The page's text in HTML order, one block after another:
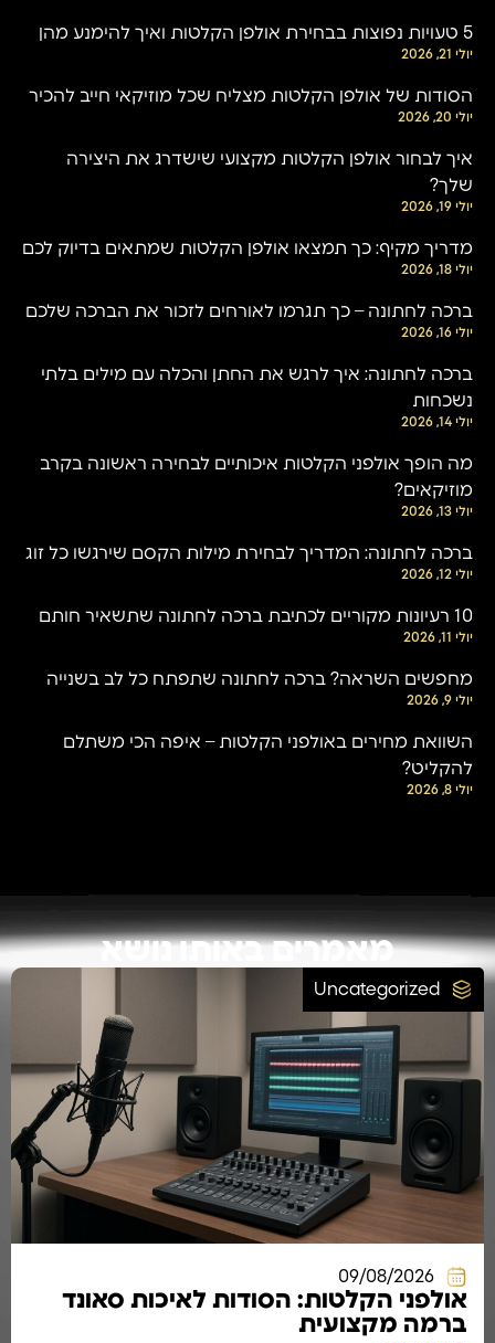
5 טעויות נפוצות בבחירת אולפן הקלטות ואיך להימנע מהן
יולי 21, 2026
הסודות של אולפן הקלטות מצליח שכל מוזיקאי חייב להכיר
יולי 20, 2026
איך לבחור אולפן הקלטות מקצועי שישדרג את היצירה
שלך?
יולי 19, 2026
מדריך מקיף: כך תמצאו אולפן הקלטות שמתאים בדיוק לכם
יולי 18, 2026
ברכה לחתונה – כך תגרמו לאורחים לזכור את הברכה שלכם
יולי 16, 2026
ברכה לחתונה: איך לרגש את החתן והכלה עם מילים בלתי
נשכחות
יולי 14, 2026
מה הופך אולפני הקלטות איכותיים לבחירה ראשונה בקרב
מוזיקאים?
יולי 13, 2026
ברכה לחתונה: המדריך לבחירת מילות הקסם שירגשו כל זוג
יולי 12, 2026
10 רעיונות מקוריים לכתיבת ברכה לחתונה שתשאיר חותם
יולי 11, 2026
מחפשים השראה? ברכה לחתונה שתפתח כל לב בשנייה
יולי 9, 2026
השוואת מחירים באולפני הקלטות – איפה הכי משתלם
להקליט?
יולי 8, 2026
מאמרים באותו נושא
Uncategorized
09/08/2026
אולפני הקלטות: הסודות לאיכות סאונד
ברמה מקצועית